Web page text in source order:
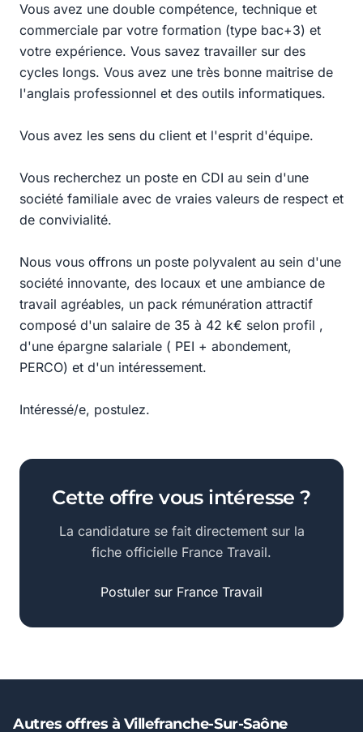
Vous avez une double compétence, technique et
commerciale par votre formation (type bac+3) et
votre expérience. Vous savez travailler sur des
cycles longs. Vous avez une très bonne maitrise de
l'anglais professionnel et des outils informatiques.
Vous avez les sens du client et l'esprit d'équipe.
Vous recherchez un poste en CDI au sein d'une
société familiale avec de vraies valeurs de respect et
de convivialité.
Nous vous offrons un poste polyvalent au sein d'une
société innovante, des locaux et une ambiance de
travail agréables, un pack rémunération attractif
composé d'un salaire de 35 à 42 k€ selon profil ,
d'une épargne salariale ( PEI + abondement,
PERCO) et d'un intéressement.
Intéressé/e, postulez.
Cette offre vous intéresse ?
La candidature se fait directement sur la
fiche officielle France Travail.
Postuler sur France Travail
Autres offres à Villefranche-Sur-Saône